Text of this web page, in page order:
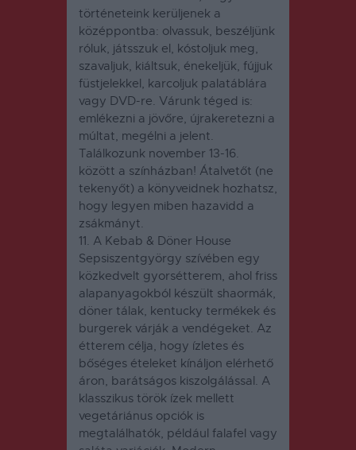
történeteink kerüljenek a
középpontba: olvassuk, beszéljünk
róluk, játsszuk el, kóstoljuk meg,
szavaljuk, kiáltsuk, énekeljük, fújjuk
füstjelekkel, karcoljuk palatáblára
vagy DVD-re. Várunk téged is:
emlékezni a jövőre, újrakeretezni a
múltat, megélni a jelent.
Találkozunk november 13-16.
között a színházban! Átalvetőt (ne
tekenyőt) a könyveidnek hozhatsz,
hogy legyen miben hazavidd a
zsákmányt.
11. A Kebab & Döner House
Sepsiszentgyörgy szívében egy
közkedvelt gyorsétterem, ahol friss
alapanyagokból készült shaormák,
döner tálak, kentucky termékek és
burgerek várják a vendégeket. Az
étterem célja, hogy ízletes és
bőséges ételeket kínáljon elérhető
áron, barátságos kiszolgálással. A
klasszikus török ízek mellett
vegetáriánus opciók is
megtalálhatók, például falafel vagy